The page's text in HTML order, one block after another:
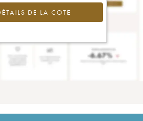
DE LA COTE